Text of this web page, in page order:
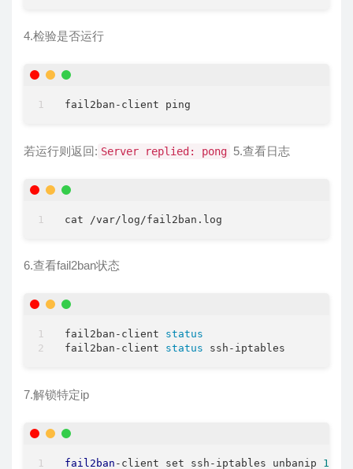
4.检验是否运行
fail2ban-client ping
若运行则返回: Server replied: pong 5.查看日志
cat /var/log/fail2ban.log
6.查看fail2ban状态
fail2ban-client status
fail2ban-client status ssh-iptables
7.解锁特定ip
fail2ban -client set ssh-iptables unbanip